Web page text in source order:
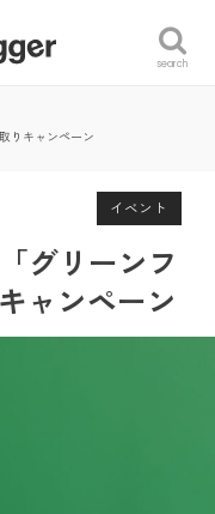
search
りキャンペーン
イベント
「グリーンフ
ャンペーン